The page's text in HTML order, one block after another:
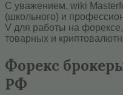
С уважением, wiki
(школьного) и
V для работы на
товарных и
Форекс
РФ